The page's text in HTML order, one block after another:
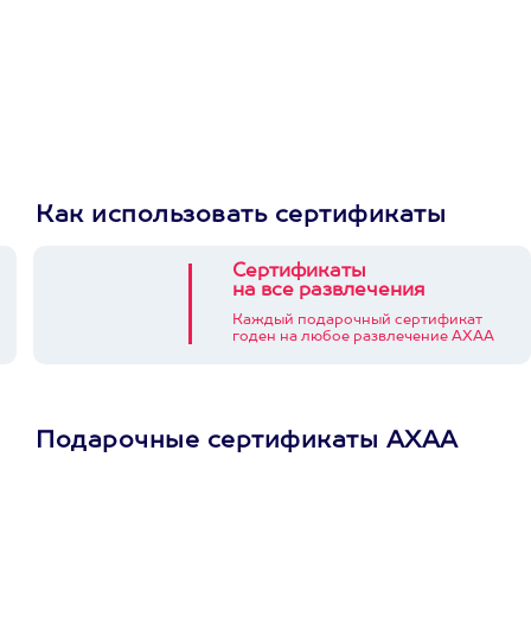
Как использовать сертификаты
Сертификаты
на все развлечения
Каждый подарочный сертификат
годен на любое развлечение АХАА
Подарочные сертификаты АХАА